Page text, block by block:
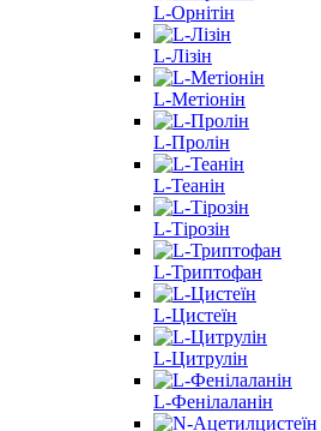
L-Орнітін
L-Лізін
L-Метіонін
L-Пролін
L-Теанін
L-Тірозін
L-Триптофан
L-Цистеїн
L-Цитрулін
L-Фенілаланін